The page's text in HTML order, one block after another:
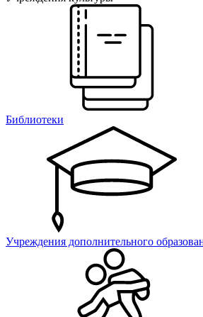
Библиотеки
Учреждения дополнительного